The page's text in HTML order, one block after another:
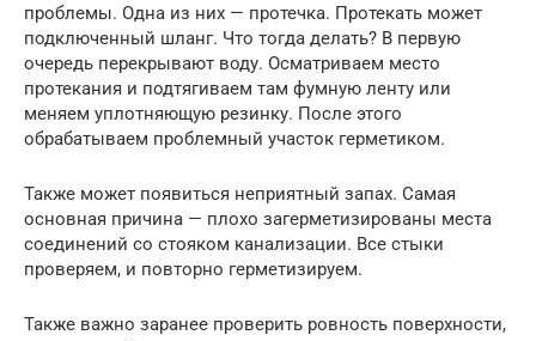
проблемы. Одна из них — протечка. Протекать может
подключенный шланг. Что тогда делать? В первую
очередь перекрывают воду. Осматриваем место
протекания и подтягиваем там фумную ленту или
меняем уплотняющую резинку. После этого
обрабатываем проблемный участок герметиком.
Также может появиться неприятный запах. Самая
основная причина — плохо загерметизированы места
соединений со стояком канализации. Все стыки
проверяем, и повторно герметизируем.
Также важно заранее проверить ровность поверхности,